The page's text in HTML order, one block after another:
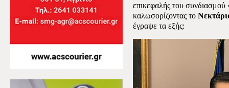
επικεφαλής του
καλωσορίζοντας το
έγραψε τα εξής: